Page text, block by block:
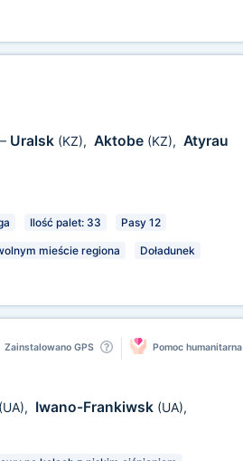
Uralsk (KZ), Aktobe (KZ), Atyrau
Ilość palet: 33 Pasy 12
mieście regiona Doładunek
Zainstalowano GPS Pomoc humanitarna
(UA), Iwano-Frankiwsk (UA),